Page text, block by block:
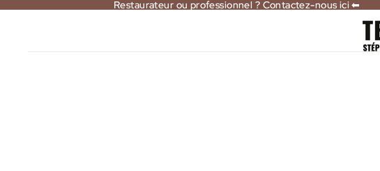
Restaurateur ou professionnel ? Contactez-nous ici ⬅
Restaurateur ou professionnel ? Contactez-nous ici ⬅